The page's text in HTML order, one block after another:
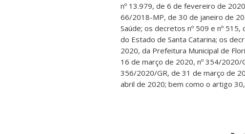
nº 13.979, de 6 de fevereiro de
66/2018-MP, de 30 de janeiro de
Saúde; os decretos nº 509 e nº
do Estado de Santa Catarina; os
2020, da Prefeitura Municipal de
16 de março de 2020, nº 354/
356/2020/GR, de 31 de março de
abril de 2020; bem como o artigo